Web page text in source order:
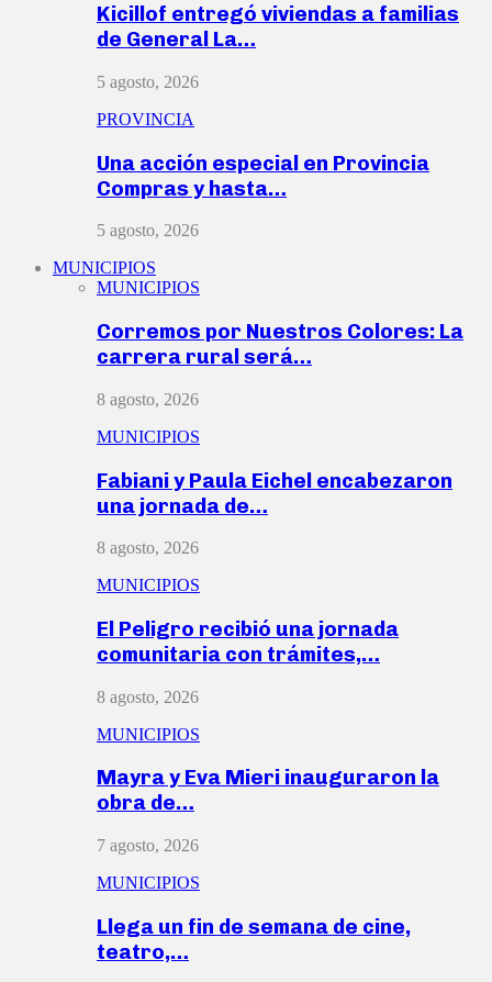
Kicillof entregó viviendas a familias
de General La…
5 agosto, 2026
PROVINCIA
Una acción especial en Provincia
Compras y hasta…
5 agosto, 2026
MUNICIPIOS
MUNICIPIOS
Corremos por Nuestros Colores: La
carrera rural será…
8 agosto, 2026
MUNICIPIOS
Fabiani y Paula Eichel encabezaron
una jornada de…
8 agosto, 2026
MUNICIPIOS
El Peligro recibió una jornada
comunitaria con trámites,…
8 agosto, 2026
MUNICIPIOS
Mayra y Eva Mieri inauguraron la
obra de…
7 agosto, 2026
MUNICIPIOS
Llega un fin de semana de cine,
teatro,…